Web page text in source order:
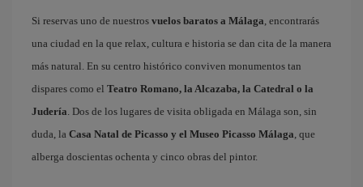
Si reservas uno de nuestros vuelos baratos a Málaga, encontrarás
una ciudad en la que relax, cultura e historia se dan cita de la manera
más natural. En su centro histórico conviven monumentos tan
dispares como el Teatro Romano, la Alcazaba, la Catedral o la
Judería. Dos de los lugares de visita obligada en Málaga son, sin
duda, la Casa Natal de Picasso y el Museo Picasso Málaga, que
alberga doscientas ochenta y cinco obras del pintor.